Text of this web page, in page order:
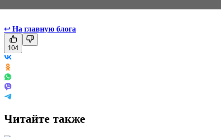
↩ На главную блога
104
Читайте также